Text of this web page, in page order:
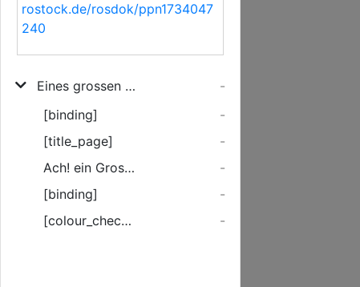
rostock.de/rosdok/ppn1734047
240
Eines grossen Lehrers Fall/ Bey seligstem Hingang Des weiland Hoch-Ehrwürdigen/ Groß-Achtbahren und Hochgelahrten Herrn/ Herrn M. Thomæ Honsteden ... Der Anno 1704. den 5. Febr. im 62. Jahr seines Alters seligst entschlaffen/ Und am 14. desselben öffentlich zu seiner Ruhstete begleitet ward
-
[binding]
-
[title_page]
-
Ach! ein Grosser ist gefallen. ...
-
[binding]
-
[colour_checker]
-